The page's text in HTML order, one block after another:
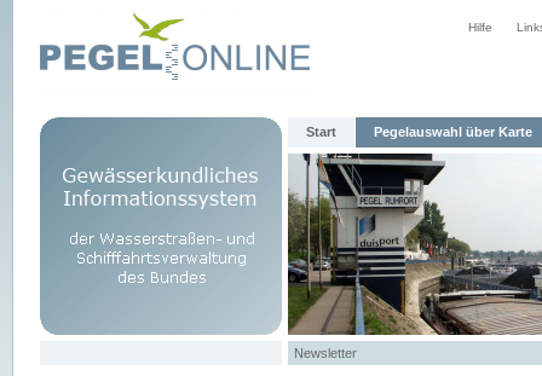
Hilfe
Start Pegelauswahl über Karte
Newsletter